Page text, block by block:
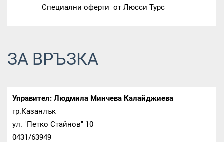
Специални оферти от Люсси Турс
ЗА ВРЪЗКА
Управител: Людмила Минчева Калайджиева
гр.Казанлък
ул. "Петко Стайнов" 10
0431/63949